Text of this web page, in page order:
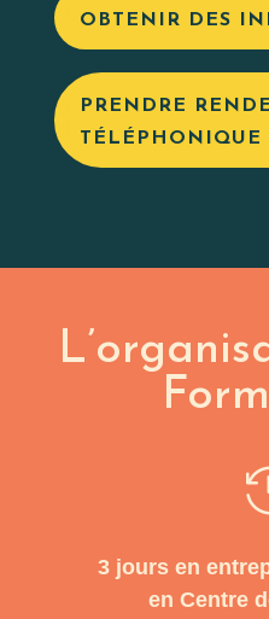
OBTENIR DES
PRENDRE
TÉLÉPHONIQUE
3 jours en
en Centre